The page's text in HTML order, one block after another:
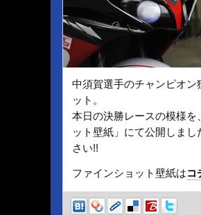
中須賀選手のチャンピオ
ット。
本日の決勝レースの模様
ット壁紙」にて公開しま
さい!!
ファインショット壁紙はコ